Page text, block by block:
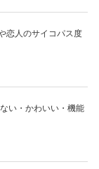
恋人のサイコパス度
い・かわいい・機能